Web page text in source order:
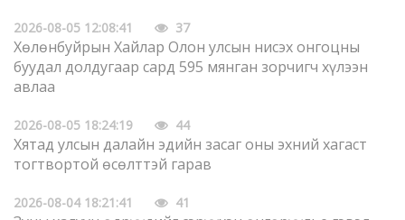
2026-08-05 12:08:41 37
Хөлөнбуйрын Хайлар Олон улсын нисэх онгоцны
буудал долдугаар сард 595 мянган зорчигч хүлээн
авлаа
2026-08-05 18:24:19 44
Хятад улсын далайн эдийн засаг оны эхний хагаст
тогтвортой өсөлттэй гарав
2026-08-04 18:21:41 41